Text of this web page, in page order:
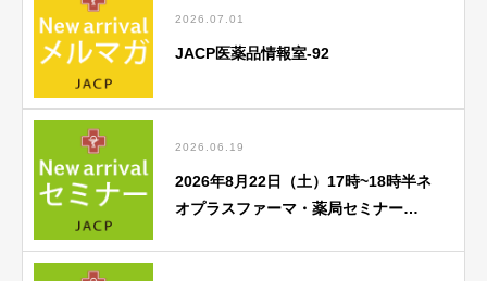
2026.07.01
JACP医薬品情報室-92
2026.06.19
2026年8月22日（土）17時~18時半ネ
オプラスファーマ・薬局セミナー